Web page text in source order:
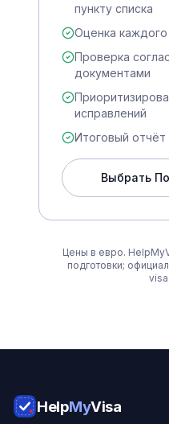
пункту списка
Оценка
Проверка
документами
исправлений
Итоговый отчёт
Выбрать
Цены в евро.
подготовки;
HelpMyVisa